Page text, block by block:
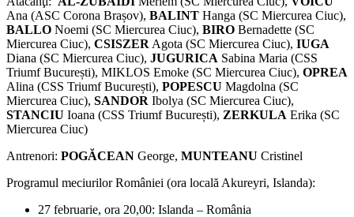
Ana (ASC Corona Brașov), BALINT Hanga (SC Miercurea Ciuc),
BALLO Noemi (SC Miercurea Ciuc), BIRO Bernadette (SC
Miercurea Ciuc), CSISZER Agota (SC Miercurea Ciuc), IUGA
Diana (SC Miercurea Ciuc), JUGURICA Sabina Maria (CSS
Triumf București), MIKLOS Emoke (SC Miercurea Ciuc), OPREA
Alina (CSS Triumf București), POPESCU Magdolna (SC
Miercurea Ciuc), SANDOR Ibolya (SC Miercurea Ciuc),
STANCIU Ioana (CSS Triumf București), ZERKULA Erika (SC
Miercurea Ciuc)
Antrenori: POGĂCEAN George, MUNTEANU Cristinel
Programul meciurilor României (ora locală Akureyri, Islanda):
27 februarie, ora 20,00: Islanda – România